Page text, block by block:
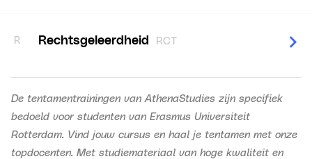
R Rechtsgeleerdheid RCT
De tentamentrainingen van AthenaStudies zijn specifiek
bedoeld voor studenten van Erasmus Universiteit
Rotterdam. Vind jouw cursus en haal je tentamen met onze
topdocenten. Met studiemateriaal van hoge kwaliteit en